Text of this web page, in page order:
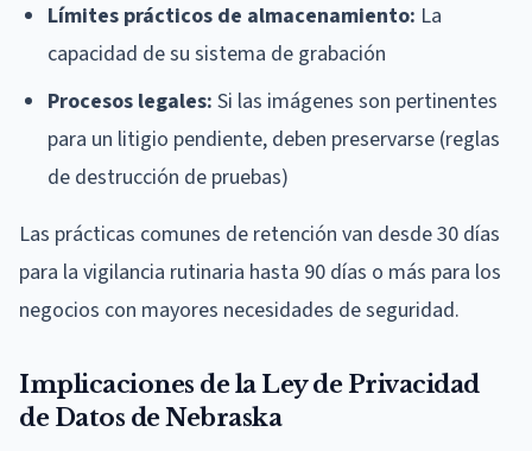
Límites prácticos de almacenamiento: La
capacidad de su sistema de grabación
Procesos legales: Si las imágenes son pertinentes
para un litigio pendiente, deben preservarse (reglas
de destrucción de pruebas)
Las prácticas comunes de retención van desde 30 días
para la vigilancia rutinaria hasta 90 días o más para los
negocios con mayores necesidades de seguridad.
Implicaciones de la Ley de Privacidad
de Datos de Nebraska